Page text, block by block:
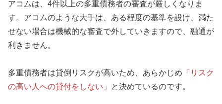
アコムは、4件以上の多重債務者の審査が厳しくなりま
す。アコムのような大手は、ある程度の基準を設け、満た
せない場合は機械的な審査で外していきますので、融通が
利きません。
多重債務者は貸倒リスクが高いため、あらかじめ 「リスク
の高い人への貸付をしない」
と決めているのです。